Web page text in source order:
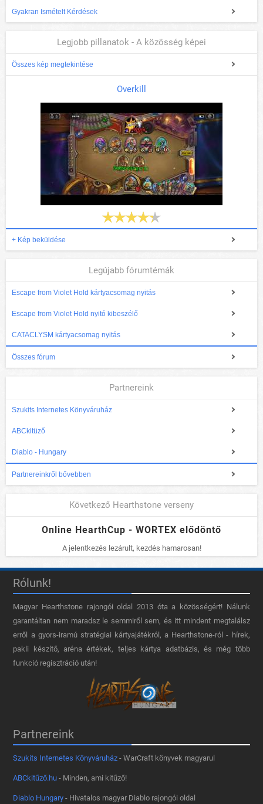
Gyakran Ismételt Kérdések
Legjobb pillanatok - A közösség képei
Összes kép megtekintése
Overkill
+ Kép beküldése
Legújabb fórumtémák
Escape from Violet Hold kártyacsomag nyitás
Escape from Violet Hold nyitó kibeszélő
CATACLYSM kártyacsomag nyitás
Összes fórum
Partnereink
Szukits Internetes Könyváruház
ABCkitüző
Diablo - Hungary
Partnereinkről bővebben
Következő Hearthstone verseny
Online HearthCup - WORTEX elődöntő
A jelentkezés lezárult, kezdés hamarosan!
Rólunk!
Magyar Hearthstone​ rajongói oldal 2013 óta a közösségért! Nálunk
garantáltan nem maradsz le semmiről sem, és itt mindent megtalálsz
erről a gyors-iramú stratégiai kártyajátékról, a Hearthstone-ról - hírek,
pakli készítő, aréna értékek, teljes kártya adatbázis, és még több
funkció regisztráció után!
Partnereink
Szukits Internetes Könyváruház - WarCraft könyvek magyarul
ABCkitűző.hu - Minden, ami kitűző!
Diablo Hungary - Hivatalos magyar Diablo rajongói oldal